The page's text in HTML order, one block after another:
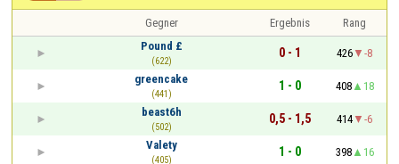
Gegner Ergebnis
Rang
Pound £
(622)
0 - 1 426
-8
greencake
(441)
1 - 0 408
18
beast6h
(502)
0,5 - 1,5 414
-6
Valety
(405)
1 - 0 398
16